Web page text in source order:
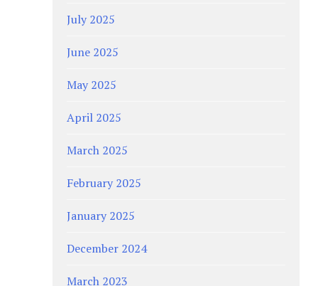
July 2025
June 2025
May 2025
April 2025
March 2025
February 2025
January 2025
December 2024
March 2023